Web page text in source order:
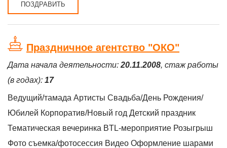
ПОЗДРАВИТЬ
Праздничное агентство "ОКО"
Дата начала деятельности: 20.11.2008, стаж работы
(в годах): 17
Ведущий/тамада Артисты Свадьба/День Рождения/
Юбилей Корпоратив/Новый год Детский праздник
Тематическая вечеринка BTL-мероприятие Розыгрыш
Фото съемка/фотосессия Видео Оформление шарами